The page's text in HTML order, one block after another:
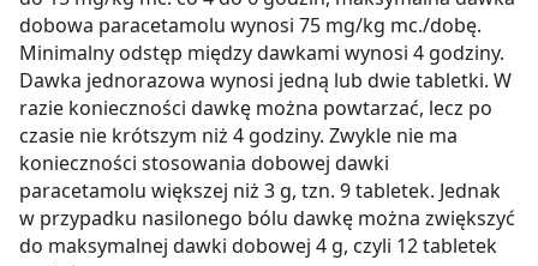
dobowa paracetamolu wynosi 75 mg/kg mc./dobę.
Minimalny odstęp między dawkami wynosi 4 godziny.
Dawka jednorazowa wynosi jedną lub dwie tabletki. W
razie konieczności dawkę można powtarzać, lecz po
czasie nie krótszym niż 4 godziny. Zwykle nie ma
konieczności stosowania dobowej dawki
paracetamolu większej niż 3 g, tzn. 9 tabletek. Jednak
w przypadku nasilonego bólu dawkę można zwiększyć
do maksymalnej dawki dobowej 4 g, czyli 12 tabletek